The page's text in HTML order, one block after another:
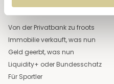
Quick Links
Von der Privatbank zu froots
Immobilie verkauft, was nun
Geld geerbt, was nun
Liquidity+ oder Bundesschatz
Für Sportler